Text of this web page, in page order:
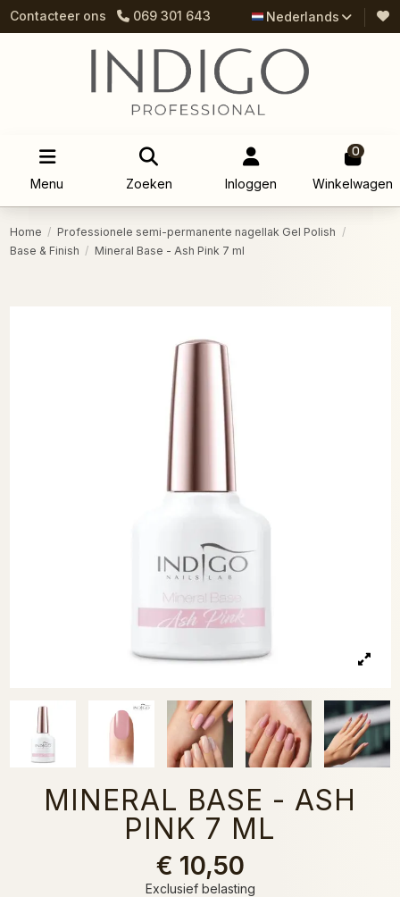
Contacteer ons 069 301 643 Nederlands
Menu Zoeken Inloggen
0
Winkelwagen
Home
Professionele semi-permanente nagellak Gel Polish
Base & Finish
Mineral Base - Ash Pink 7 ml
MINERAL BASE - ASH
PINK 7 ML
€ 10,50
Exclusief belasting